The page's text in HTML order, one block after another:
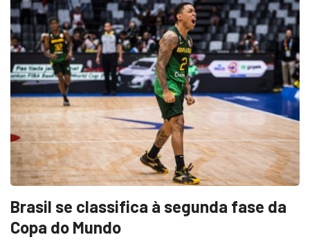
Brasil se classifica à segunda fase da
Copa do Mundo